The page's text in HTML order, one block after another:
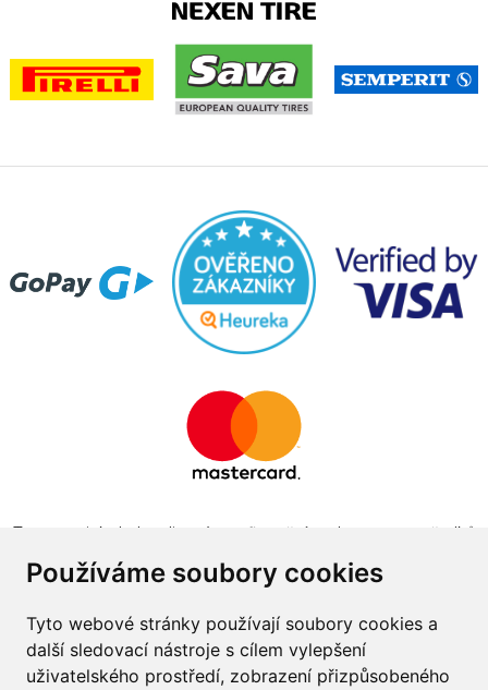
Používáme soubory cookies
Tyto webové stránky používají soubory cookies a
další sledovací nástroje s cílem vylepšení
uživatelského prostředí, zobrazení přizpůsobeného
Tento projekt byl realizován za finanční podpory z prostředků
obchodu v programu The Country for the Future